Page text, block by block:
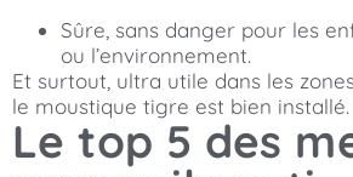
Sûre, sans danger pour les
ou l’environnement.
Et surtout, ultra utile dans les
le moustique tigre est bien installé.
Le top 5 des